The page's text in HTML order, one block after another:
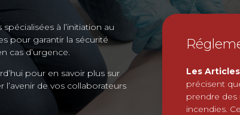
à l’initiation au
pour garantir la sécurité
cas d’urgence.
pour en savoir plus sur
de vos collaborateurs
Les
précisent
prendre des
incendies.